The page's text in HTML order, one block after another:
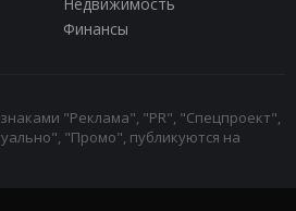
Финансы
"Реклама", "PR", "Спецпроект",
"Промо", публикуются на